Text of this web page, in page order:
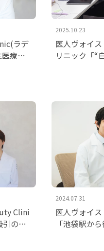
ラデ
療と
医人ヴォイ
リニック「“
2025.10.23
Clini
のス
医人ヴォイ
「池袋駅か
2024.07.31